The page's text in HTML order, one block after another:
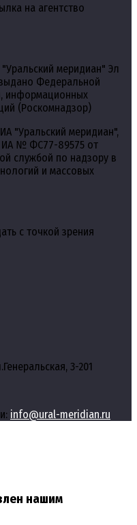
на агентство
меридиан" Эл
Федеральной
информационных
(Роскомнадзор)
"Уральский меридиан",
ИА № ФС77-89575 от
службой по надзору в
и массовых
с точкой зрения
3-201
info@ural-meridian.ru
нашим